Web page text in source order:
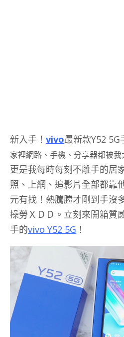
新入手！ vivo最新款Y52
家裡網路、手機、分享器都被我
更是我每時每刻不離手的居
照、上網、追影片全部都靠
元有找！熱騰䲢才剛到手沒
操勞ＸＤＤ。立刻來開箱質
手的vivo Y52 5G ！